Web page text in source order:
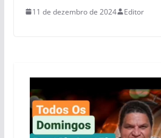
11 de dezembro de 2024 Editor